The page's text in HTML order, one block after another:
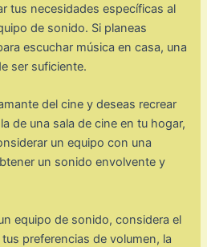
tus necesidades específicas al
de sonido. Si planeas
escuchar música en casa, una
ser suficiente.
del cine y deseas recrear
de una sala de cine en tu hogar,
un equipo con una
un sonido envolvente y
equipo de sonido, considera el
preferencias de volumen, la